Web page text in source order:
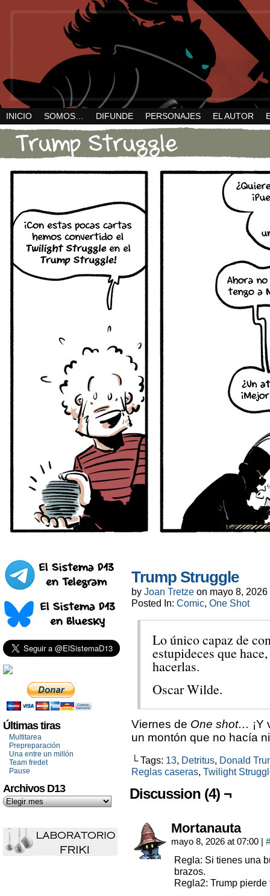
INICIO SOMOS… DIFUNDE PERSONAJES EL AUTOR
Últimas tiras
Multitarea
Prepreparación
Una entre un millón
Team fredet
Pause
Archivos D13
Trump Struggle
by Joan Tretze on mayo 8, 2026
Posted In: Comic, One Shot
Lo único capaz de
estupideces que
hacerlas.
Oscar Wilde.
Viernes de One shot…
un montón que no hacía
└ Tags: 13, Detritus, Donald
Reglas caseras, Twilight
Discussion (4) ¬
Mortanauta
mayo 8, 2026 at 07:00 | #
Regla: Si tienes una
brazos.
Regla2: Trump